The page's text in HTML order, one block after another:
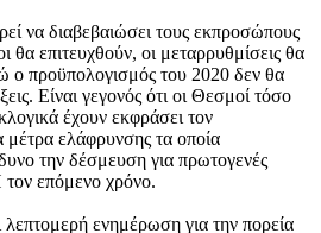
να διαβεβαιώσει τους εκπροσώπους
θα επιτευχθούν, οι μεταρρυθμίσεις θα
ο προϋπολογισμός του 2020 δεν θα
Είναι γεγονός ότι οι Θεσμοί τόσο
έχουν εκφράσει τον
μέτρα ελάφρυνσης τα οποία
την δέσμευση για πρωτογενές
επόμενο χρόνο.
λεπτομερή ενημέρωση για την πορεία